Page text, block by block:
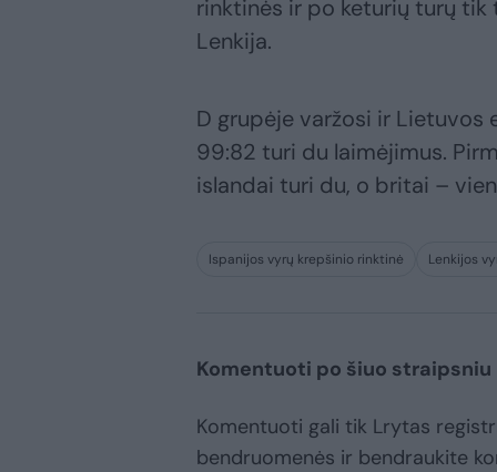
rinktinės ir po keturių turų tik
Lenkija.
D grupėje varžosi ir Lietuvos
99:82 turi du laimėjimus.
islandai turi du, o britai –
Ispanijos vyrų krepšinio rinktinė Lenkijos
Komentuoti po šiuo straipsniu
Komentuoti gali tik Lrytas
bendruomenės ir bendraukite